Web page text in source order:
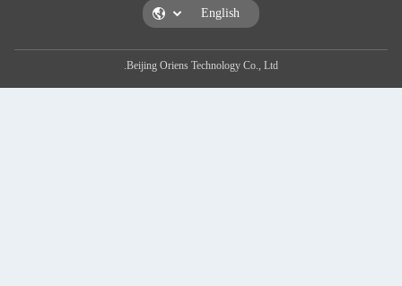
Beijing Oriens Technology Co., Ltd.